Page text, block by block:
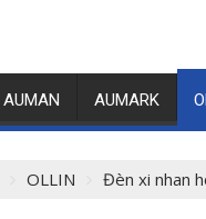
AUMAN AUMARK
OLLIN Đèn xi nhan